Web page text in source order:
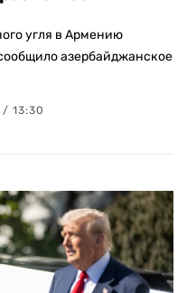
угля в Армению
азербайджанское
13:30